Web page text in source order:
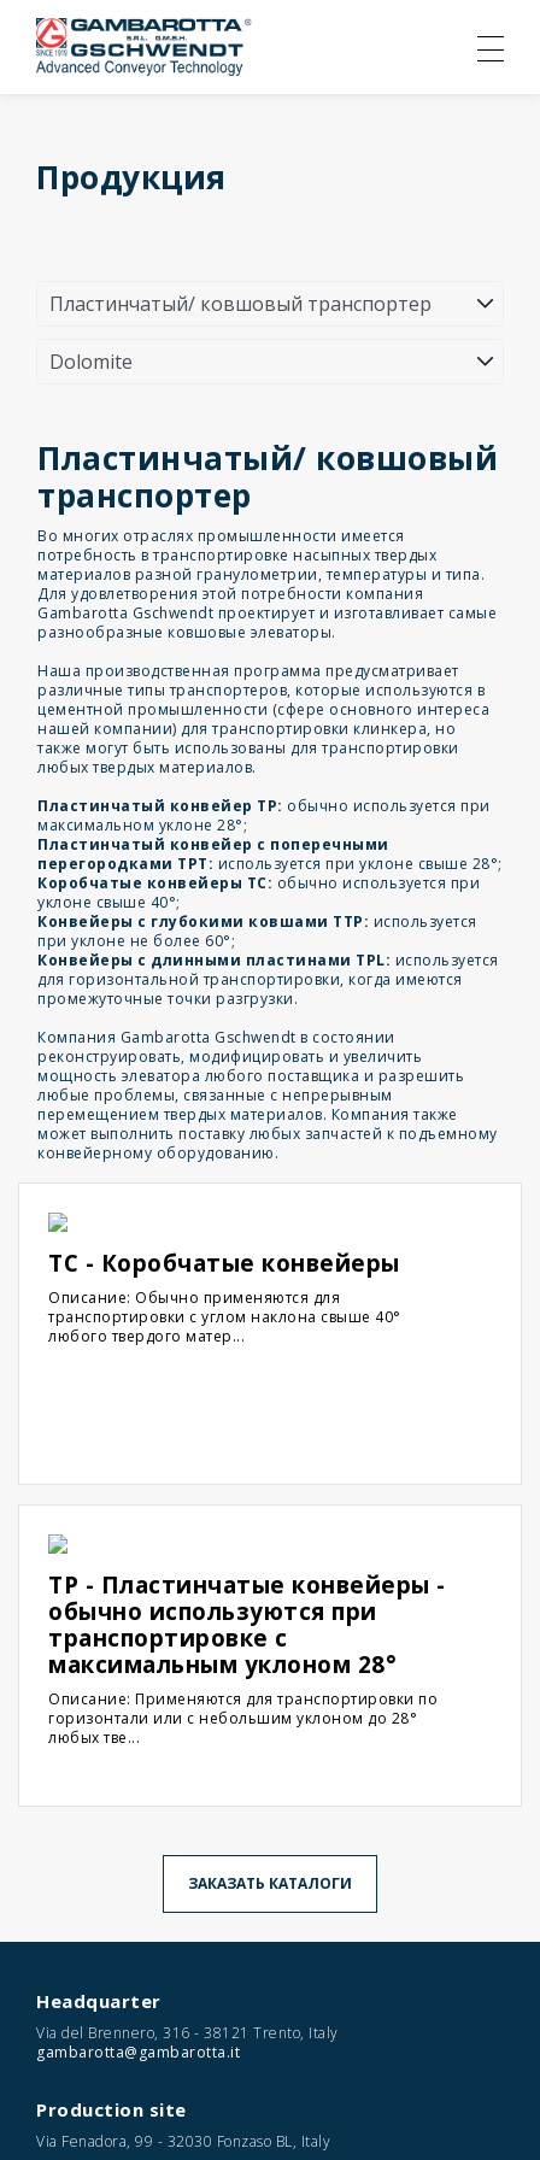
Продукция
Пластинчатый/ ковшовый
транспортер
Во многих отраслях промышленности имеется
потребность в транспортировке насыпных твердых
материалов разной гранулометрии, температуры и типа.
Для удовлетворения этой потребности компания
Gambarotta Gschwendt проектирует и изготавливает самые
разнообразные ковшовые элеваторы.
Наша производственная программа предусматривает
различные типы транспортеров, которые используются в
цементной промышленности (сфере основного интереса
нашей компании) для транспортировки клинкера, но
также могут быть использованы для транспортировки
любых твердых материалов.
Пластинчатый конвейер TP: обычно используется при
максимальном уклоне 28°;
Пластинчатый конвейер с поперечными
перегородками TPT: используется при уклоне свыше 28°;
Коробчатые конвейеры TC: обычно используется при
уклоне свыше 40°;
Конвейеры с глубокими ковшами TTP: используется
при уклоне не более 60°;
Конвейеры с длинными пластинами TPL: используется
для горизонтальной транспортировки, когда имеются
промежуточные точки разгрузки.
Компания Gambarotta Gschwendt в состоянии
реконструировать, модифицировать и увеличить
мощность элеватора любого поставщика и разрешить
любые проблемы, связанные с непрерывным
перемещением твердых материалов. Компания также
может выполнить поставку любых запчастей к подъемному
конвейерному оборудованию.
TC - Коробчатые конвейеры
Описание: Обычно применяются для
транспортировки с углом наклона свыше 40°
любого твердого матер...
TP - Пластинчатые конвейеры -
обычно используются при
транспортировке с
максимальным уклоном 28°
Описание: Применяются для транспортировки по
горизонтали или с небольшим уклоном до 28°
любых тве...
ЗАКАЗАТЬ КАТАЛОГИ
Headquarter
Via del Brennero, 316 - 38121 Trento, Italy
gambarotta@gambarotta.it
Production site
Via Fenadora, 99 - 32030 Fonzaso BL, Italy